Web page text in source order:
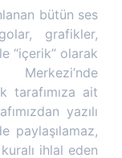
bütün ses
grafikler,
“içerik” olarak
tarafımıza ait
yazılı
paylaşılamaz,
ihlal eden